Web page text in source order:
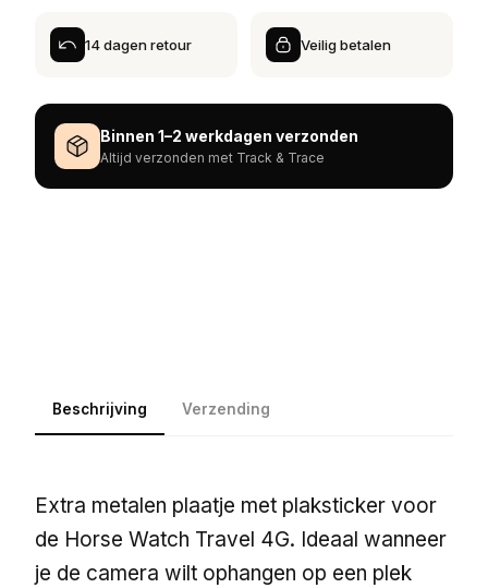
14 dagen retour Veilig betalen
Binnen 1–2 werkdagen verzonden
Altijd verzonden met Track & Trace
Beschrijving Verzending
Extra metalen plaatje met plaksticker voor
de Horse Watch Travel 4G. Ideaal wanneer
je de camera wilt ophangen op een plek